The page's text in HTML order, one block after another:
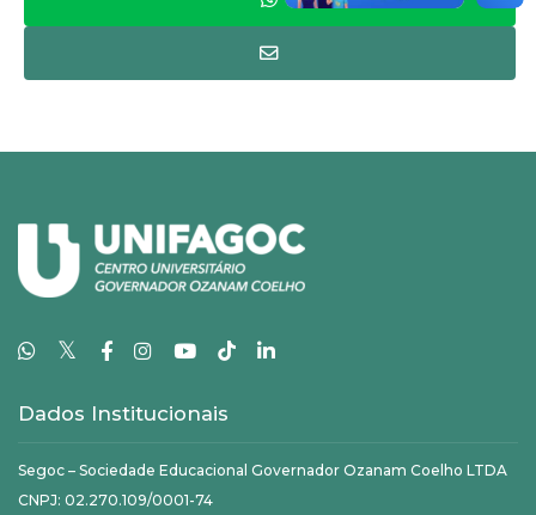
𝕏
Dados Institucionais
Segoc – Sociedade Educacional Governador Ozanam Coelho LTDA
CNPJ: 02.270.109/0001-74